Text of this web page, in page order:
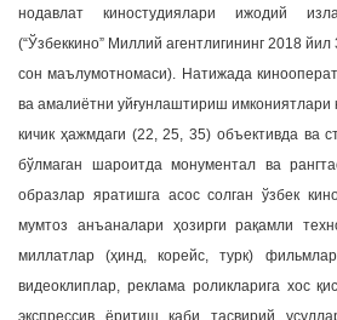
нодавлат киностудиялари ижодий
(“Ўзбеккино” Миллий агентлигининг 2018
сон маълумотномаси). Натижада
ва амалиётни уйғунлаштириш имкониятлари
кичик ҳажмдаги (22, 25, 35) объективда ва
бўлмаган шароитда монументал ва
образлар яратишга асос солган ўзбек
мумтоз анъаналари ҳозирги рақамли
миллатлар (ҳинд, корейс, турк)
видеоклиплар, реклама роликларига хос
экспрессив ёритиш каби тасвирий